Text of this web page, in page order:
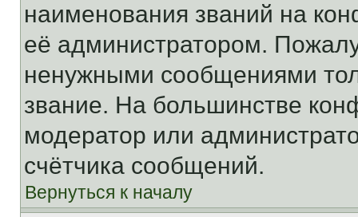
наименования званий на
её администратором.
ненужными сообщениями
звание. На большинстве
модератор или
счётчика сообщений.
Вернуться к началу